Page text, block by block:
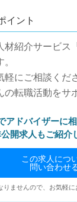
イント
材紹介サービス
軽にご相談くだ
の転職活動をサ
アドバイザーに相
開求人もご紹介
この求人につ
問い合わせ
りませんので、お気軽